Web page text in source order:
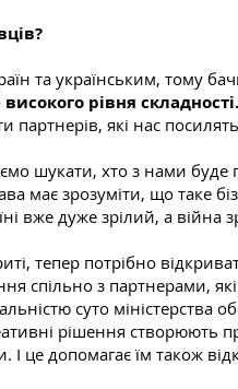
та українським, тому
рівня
партнерів, які нас
шукати, хто з нами
має зрозуміти, що таке
вже дуже зрілий, а
тепер потрібно
спільно з партнерами,
суто
рішення створюють
І це допомагає їм також